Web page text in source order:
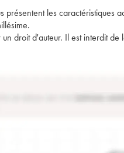
présentent les caractéristiques
droit d'auteur. Il est interdit